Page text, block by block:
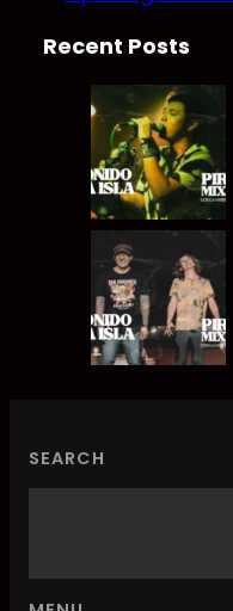
Recent Posts
SEARCH